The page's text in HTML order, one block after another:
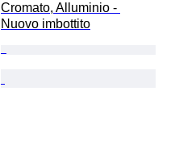
Cromato, Alluminio -
Nuovo imbottito